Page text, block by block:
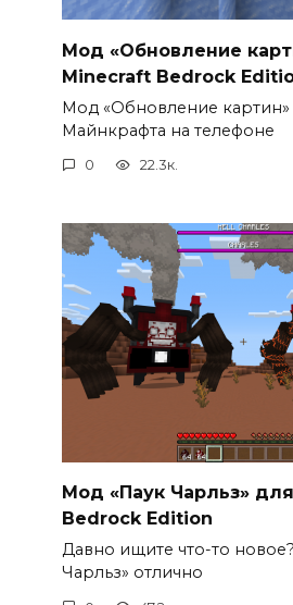
Мод «Обновление
Minecraft Bedrock
Мод «Обновление картин»
Майнкрафта на телефоне
0 22.3к.
Мод «Паук Чарльз»
Bedrock Edition
Давно ищите что-то
Чарльз» отлично